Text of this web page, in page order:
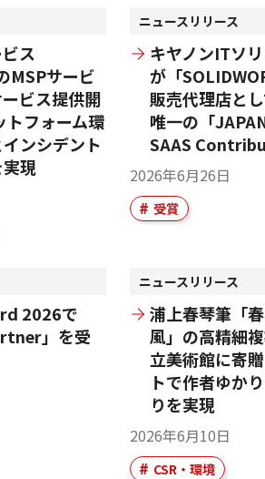
ス
MSPサービ
ビス提供開
トフォーム環
ンシデント
現
ニュースリリース
キヤノンITソ
が「
販売代理店と
唯一の「
SAAS
2026年6月26日
受賞
2026で
」を受
ニュースリリース
浦上春琴筆「
風」の高精細
立美術館に寄
トで作者ゆか
りを実現
2026年6月10日
CSR・環境